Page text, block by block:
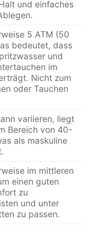
und einfaches
5 ATM (50
bedeutet, dass
und
im
Nicht zum
oder Tauchen
variieren, liegt
Bereich von 40-
als maskuline
im mittleren
einen guten
zu
und unter
zu passen.